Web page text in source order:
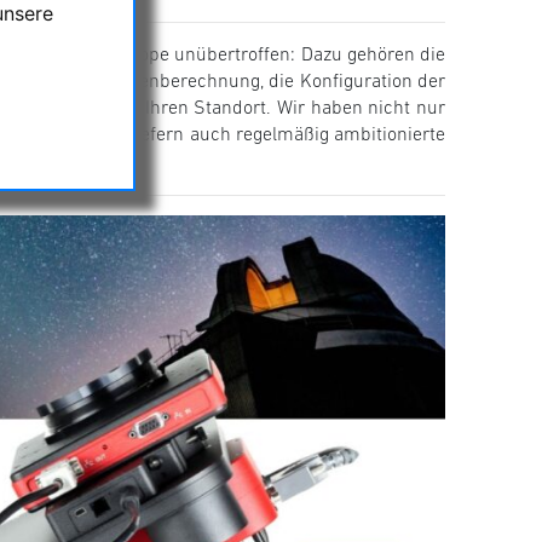
großer Teleskope unübertroffen: Dazu gehören die
und Linsenberechnung, die Konfiguration der
Teleskops an Ihren Standort. Wir haben nicht nur
sondern beliefern auch regelmäßig ambitionierte